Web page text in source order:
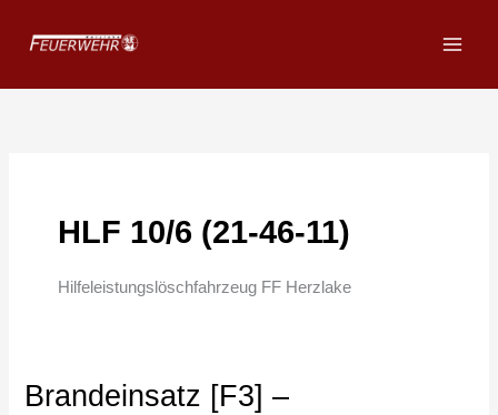
Inhalt
HLF 10/6 (21-46-11)
Hilfeleistungslöschfahrzeug FF Herzlake
Brandeinsatz [F3] –
Brandeinsatz